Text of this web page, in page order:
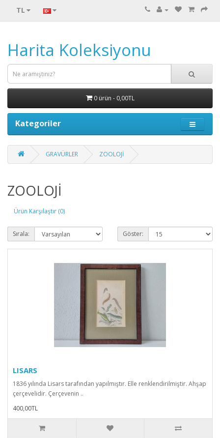
TL
Harita Koleksiyonu
0 ürün - 0,00TL
Kategoriler
GRAVÜRLER ZOOLOJİ
ZOOLOJİ
Ürün Karşılaştır (0)
Sırala: Göster:
LISARS
1836 yılında Lisars tarafından yapılmıştır. Elle renklendirilmiştir. Ahşap
çerçevelidir. Çerçevenin ..
400,00TL